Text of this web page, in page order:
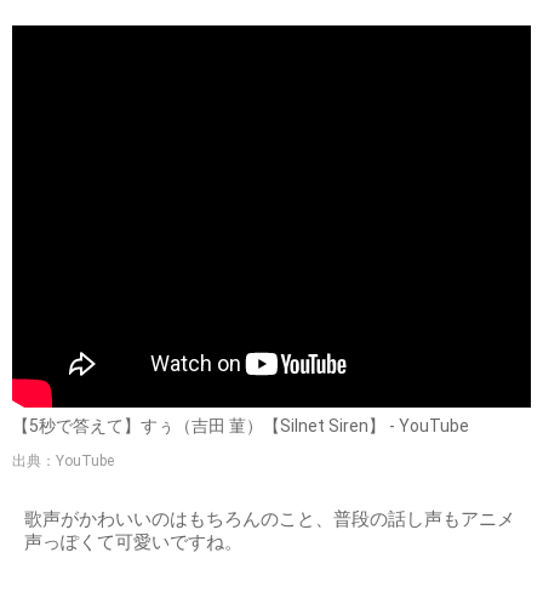
【5秒で答えて】すぅ（吉田 菫）【Silnet Siren】 - YouTube
出典：YouTube
歌声がかわいいのはもちろんのこと、普段の話し声もアニメ
声っぽくて可愛いですね。